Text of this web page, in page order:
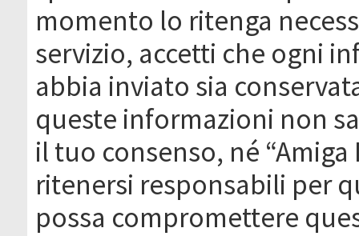
momento lo ritenga
servizio, accetti che ogni
abbia inviato sia
queste informazioni non
il tuo consenso, né
ritenersi responsabili per
possa compromettere